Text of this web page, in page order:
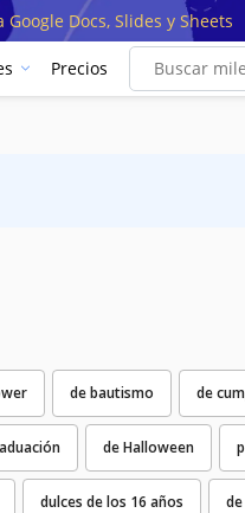
Docs, Slides y Sheets
Precios
de bautismo de
de Halloween
dulces de los 16 años